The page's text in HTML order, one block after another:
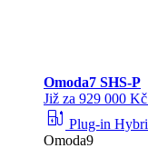
Omoda7 SHS-P
Již za 929 000
ev_station Plug-in
Omoda9